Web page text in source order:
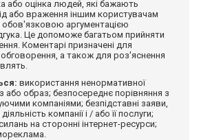
або оцінка людей, які бажають
або враження іншим користувачам
обов'язковою аргументацією
Це допоможе багатьом прийняти
Коментарі призначені для
обговорення, а також для роз'яснення
використання ненормативної
або образ; безпосереднє порівняння з
компаніями; безпідставні заяви,
компанії і / або її послуги;
на сторонні інтернет-ресурси;